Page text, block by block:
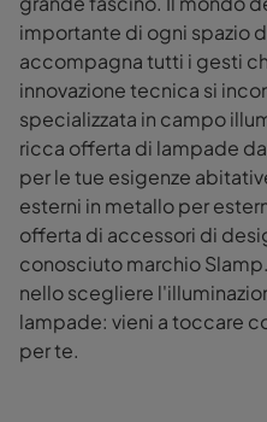
importante di ogni spazio
accompagna tutti i gesti
innovazione tecnica si
specializzata in campo
ricca offerta di lampade
per le tue esigenze
esterni in metallo per
offerta di accessori di
conosciuto marchio
nello scegliere
lampade: vieni a toccare
per te.